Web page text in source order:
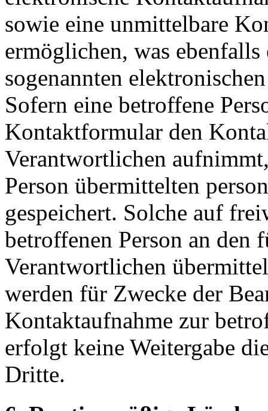
sowie eine unmittelbare
ermöglichen, was
sogenannten
Sofern eine betroffene
Kontaktformular den
Verantwortlichen
Person übermittelten
gespeichert. Solche auf
betroffenen Person an den
Verantwortlichen
werden für Zwecke der
Kontaktaufnahme zur
erfolgt keine Weitergabe
Dritte.